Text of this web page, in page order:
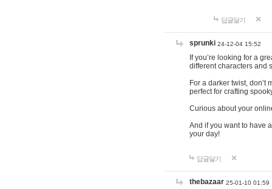
답글달기
sprunki 24-12-04 15:52
If you’re looking for a
different characters and
For a darker twist, don’t
perfect for crafting
Curious about your
And if you want to have
your day!
답글달기
thebazaar 25-01-10 01:59